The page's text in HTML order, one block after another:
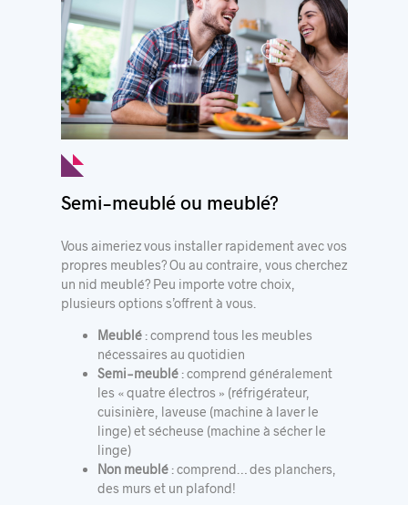
Semi-meublé ou meublé?
Vous aimeriez vous installer rapidement avec vos
propres meubles? Ou au contraire, vous cherchez
un nid meublé? Peu importe votre choix,
plusieurs options s’offrent à vous.
Meublé: comprend tous les meubles
nécessaires au quotidien
Semi-meublé: comprend généralement
les « quatre électros » (réfrigérateur,
cuisinière, laveuse (machine à laver le
linge) et sécheuse (machine à sécher le
linge)
Non meublé: comprend… des planchers,
des murs et un plafond!